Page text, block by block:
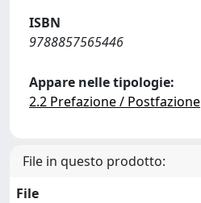
ISBN
9788857565446
Appare nelle tipologie:
2.2 Prefazione / Postfazione
File in questo prodotto:
File